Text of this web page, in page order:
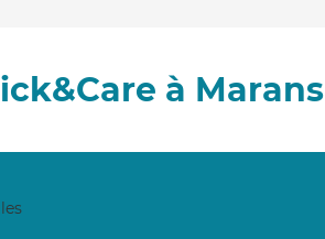
à Marans